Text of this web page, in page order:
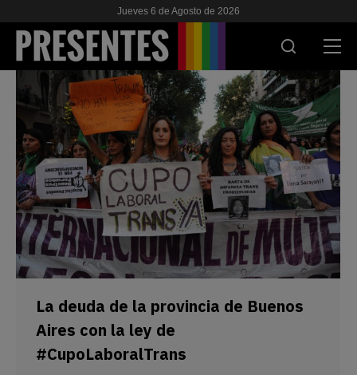
Jueves 6 de Agosto de 2026
ACTUALIDAD
INVESTIGACIONES
VIH & SIDA
ESCUELA
NOSOTRES
APOYANOS
ES
La deuda de la provincia de Buenos
Aires con la ley de
#CupoLaboralTrans